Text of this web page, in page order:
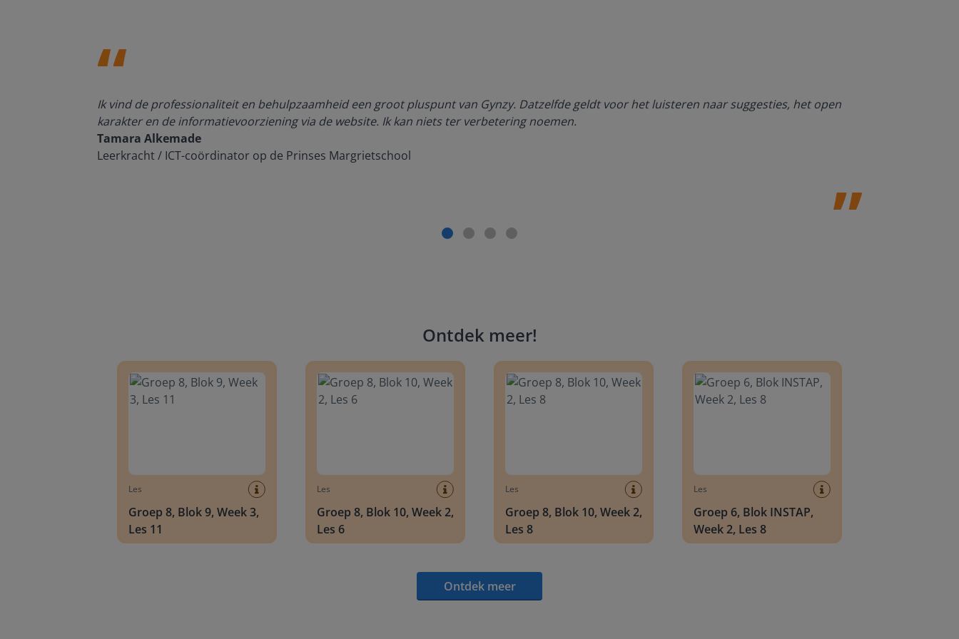
Ik vind de professionaliteit en behulpzaamheid een groot pluspunt van Gynzy. Datzelfde geldt voor het luisteren naar suggesties, het open
karakter en de informatievoorziening via de website. Ik kan niets ter verbetering noemen.
Tamara Alkemade
Leerkracht / ICT-coördinator op de Prinses Margrietschool
Ontdek meer!
Les
Groep 8, Blok 9, Week 3,
Les 11
Les
Groep 8, Blok 10, Week 2,
Les 6
Les
Groep 8, Blok 10, Week 2,
Les 8
Les
Groep 6, Blok INSTAP,
Week 2, Les 8
Ontdek meer